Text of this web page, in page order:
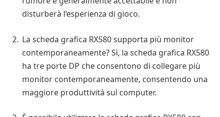
disturberà l’esperienza di gioco.
La scheda grafica RX580 supporta più monitor
contemporaneamente? Sì, la scheda grafica RX580
ha tre porte DP che consentono di collegare più
monitor contemporaneamente, consentendo una
maggiore produttività sul computer.